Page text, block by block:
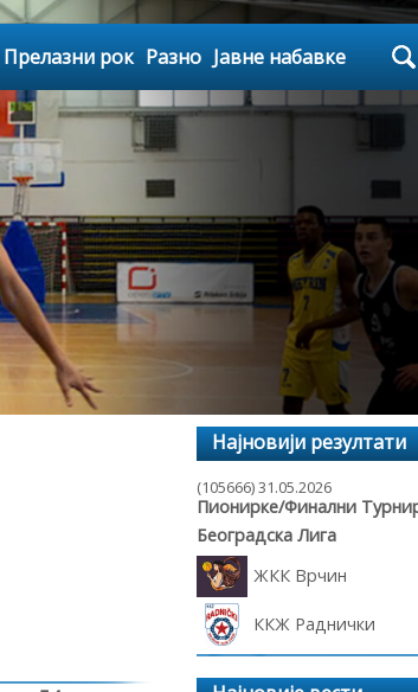
Прелазни рок Разно Јавне набавке
Најновији резултати
(105666) 31.05.2026
Пионирке/Финални
Београдска Лига
ЖКК Врчин
ККЖ Раднички